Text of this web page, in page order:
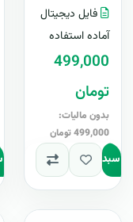
اجرای کمپین
تبلیغاتی ، لایه باز ،
Word+ آ..
فایل دیجیتال
آماده استفاده
499,000
تومان
بدون مالیات:
499,000 تومان
به سبد افزودن